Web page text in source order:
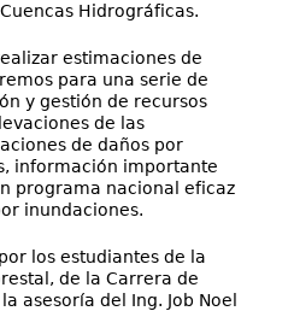
Hidrográficas.
estimaciones de
para una serie de
y gestión de recursos
de las
de daños por
información importante
programa nacional eficaz
inundaciones.
los estudiantes de la
de la Carrera de
asesoría del Ing. Job Noel